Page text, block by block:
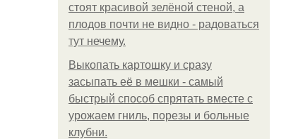
стоят красивой зелёной стеной, а
плодов почти не видно - радоваться
тут нечему.
Выкопать картошку и сразу
засыпать её в мешки - самый
быстрый способ спрятать вместе с
урожаем гниль, порезы и больные
клубни.